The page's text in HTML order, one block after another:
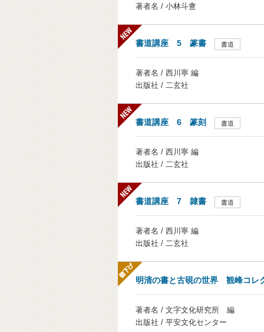
著者名 / 小林斗盦
書道講座 5 篆書 書道
著者名 / 西川寧 編
出版社 / 二玄社
書道講座 6 篆刻 書道
著者名 / 西川寧 編
出版社 / 二玄社
書道講座 7 隷書 書道
著者名 / 西川寧 編
出版社 / 二玄社
明清の書と古硯の世界 観峰コレ
著者名 / 文字文化研究所 編
出版社 / 平安文化センター